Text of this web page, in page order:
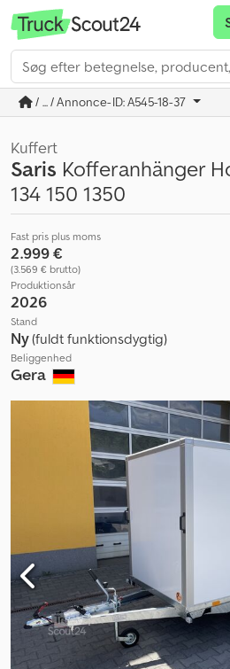
/ ... / Annonce-ID: A545-18-37
Kuffert
Saris Kofferanhänger
134 150 1350
Fast pris plus moms
2.999 €
(3.569 € brutto)
Produktionsår
2026
Stand
Ny(fuldt funktionsdygtig)
Beliggenhed
Gera